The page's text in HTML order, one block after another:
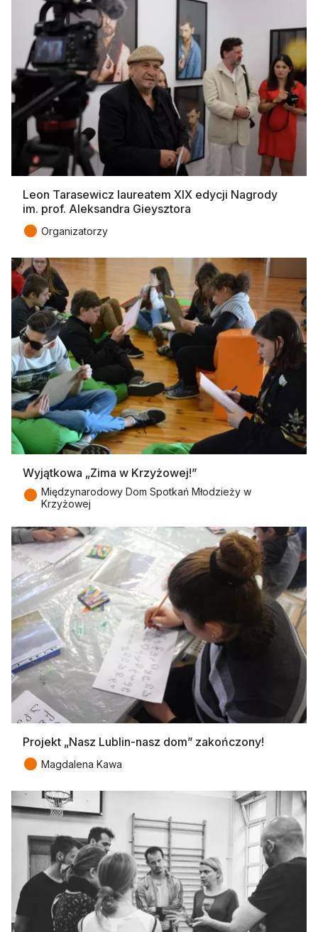
Leon Tarasewicz laureatem XIX edycji Nagrody
im. prof. Aleksandra Gieysztora
● Organizatorzy
Wyjątkowa „Zima w Krzyżowej!”
● Międzynarodowy Dom Spotkań Młodzieży w
Krzyżowej
Projekt „Nasz Lublin-nasz dom” zakończony!
● Magdalena Kawa